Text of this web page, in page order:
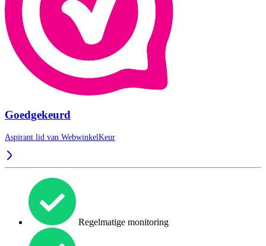
Goedgekeurd
Aspirant lid van WebwinkelKeur
Regelmatige monitoring